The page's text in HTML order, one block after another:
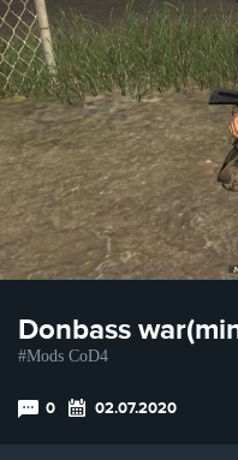
Donbass
Mods CoD4
0 02.07.2020